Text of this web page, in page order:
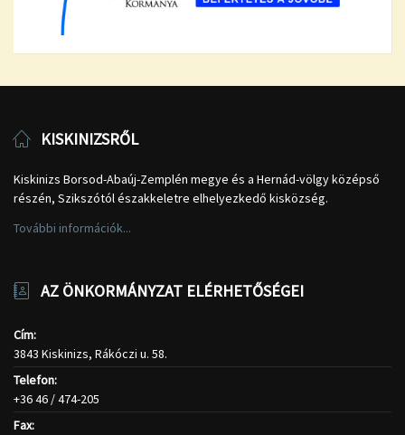
KISKINIZSRŐL
Kiskinizs Borsod-Abaúj-Zemplén megye és a Hernád-völgy középső
részén, Szikszótól északkeletre elhelyezkedő kisközség.
További információk...
AZ ÖNKORMÁNYZAT ELÉRHETŐSÉGEI
Cím:
3843 Kiskinizs, Rákóczi u. 58.
Telefon:
+36 46 / 474-205
Fax: